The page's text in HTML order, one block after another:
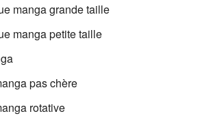
manga grande taille
manga petite taille
pas chère
rotative